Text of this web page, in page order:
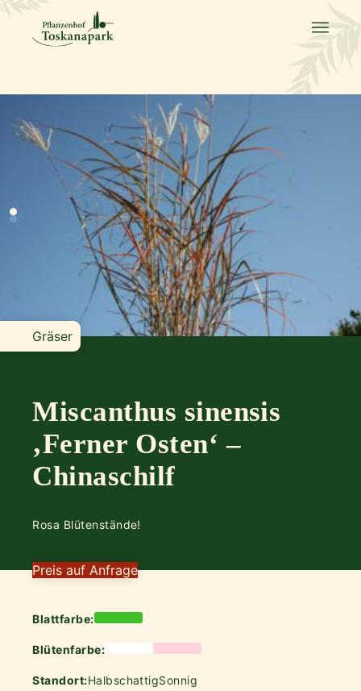
Gräser
Miscanthus sinensis
‚Ferner Osten‘ –
Chinaschilf
Rosa Blütenstände!
Preis auf Anfrage
Blattfarbe:
Blütenfarbe:
Standort:HalbschattigSonnig